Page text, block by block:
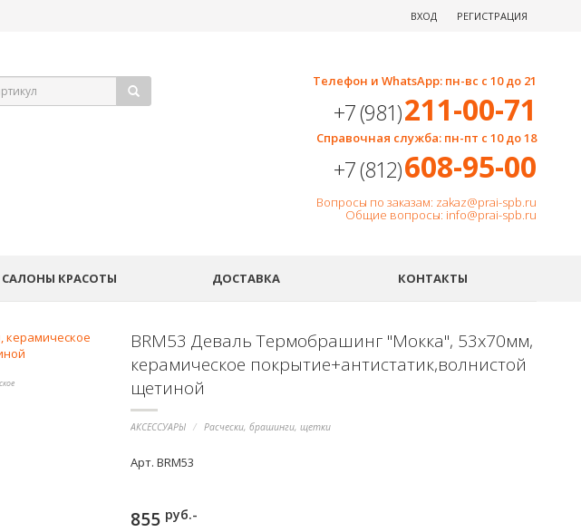
ВХОД РЕГИСТРАЦИЯ
Телефон и WhatsApp: пн-вс с 10 до 21
+7 (981)211-00-71
Справочная служба: пн-пт с 10 до 18
+7 (812)608-95-00
Вопросы по заказам: zakaz@prai-spb.ru
Общие вопросы: info@prai-spb.ru
САЛОНЫ КРАСОТЫ ДОСТАВКА КОНТАКТЫ
BRM53 Деваль Термобрашинг "Мокка", 53х70мм,
керамическое покрытие+антистатик,волнистой
щетиной
АКСЕССУАРЫ Расчески, брашинги, щетки
Арт. BRM53
855 руб.-